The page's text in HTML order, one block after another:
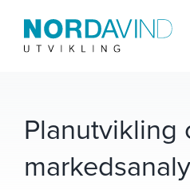
Om oss
Planutvikling